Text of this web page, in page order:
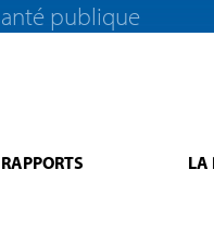
publique
LA